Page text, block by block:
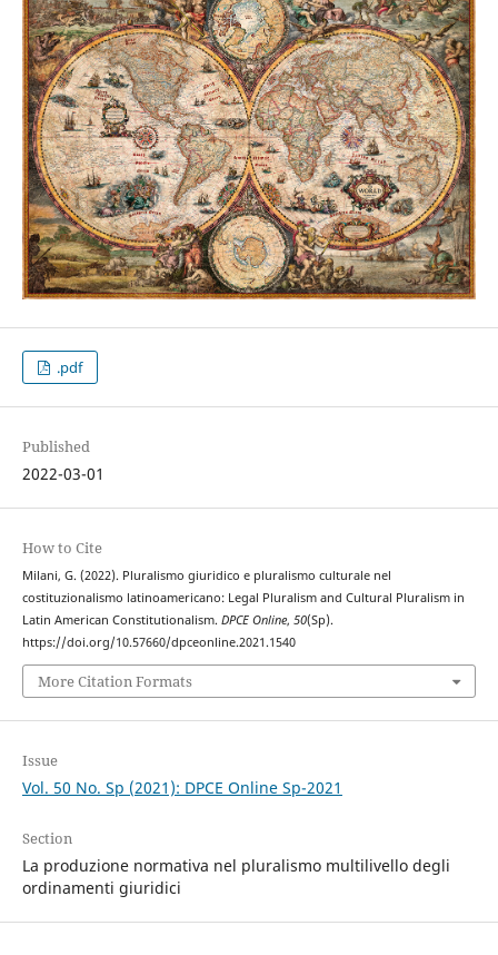
.pdf
Published
2022-03-01
How to Cite
Milani, G. (2022). Pluralismo giuridico e pluralismo culturale nel
costituzionalismo latinoamericano: Legal Pluralism and Cultural Pluralism in
Latin American Constitutionalism. DPCE Online, 50(Sp).
https://doi.org/10.57660/dpceonline.2021.1540
More Citation Formats
Issue
Vol. 50 No. Sp (2021): DPCE Online Sp-2021
Section
La produzione normativa nel pluralismo multilivello degli
ordinamenti giuridici